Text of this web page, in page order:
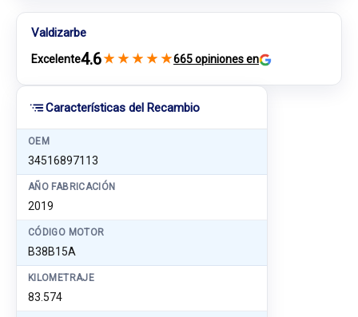
Características del Recambio
OEM
34516897113
AÑO FABRICACIÓN
2019
CÓDIGO MOTOR
B38B15A
KILOMETRAJE
83.574
Valdizarbe
Excelente4.6★ ★ ★ ★ ★665 opiniones en